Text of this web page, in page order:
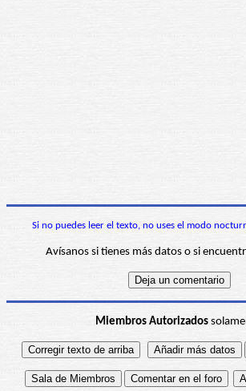
Si no puedes leer el texto, no uses el modo
Avísanos si tienes más datos o si
Miembros Autorizados